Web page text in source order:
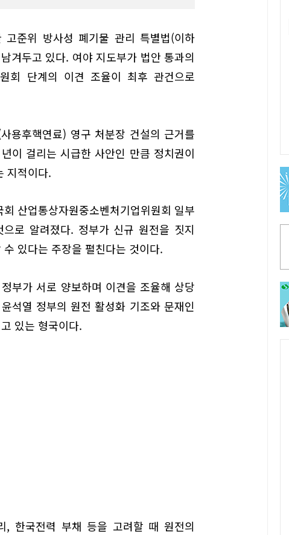
준위 방사성 폐기물 관리 특별법(이하
겨두고 있다. 여야 지도부가 법안 통과의
회 단계의 이견 조율이 최후 관건으로
용후핵연료) 영구 처분장 건설의 근거를
이 걸리는 시급한 사안인 만큼 정치권이
지적이다.
산업통상자원중소벤처기업위원회 일부
로 알려졌다. 정부가 신규 원전을 짓지
있다는 주장을 펼친다는 것이다.
부가 서로 양보하며 이견을 조율해 상당
석열 정부의 원전 활성화 기조와 문재인
있는 형국이다.
한국전력 부채 등을 고려할 때 원전의